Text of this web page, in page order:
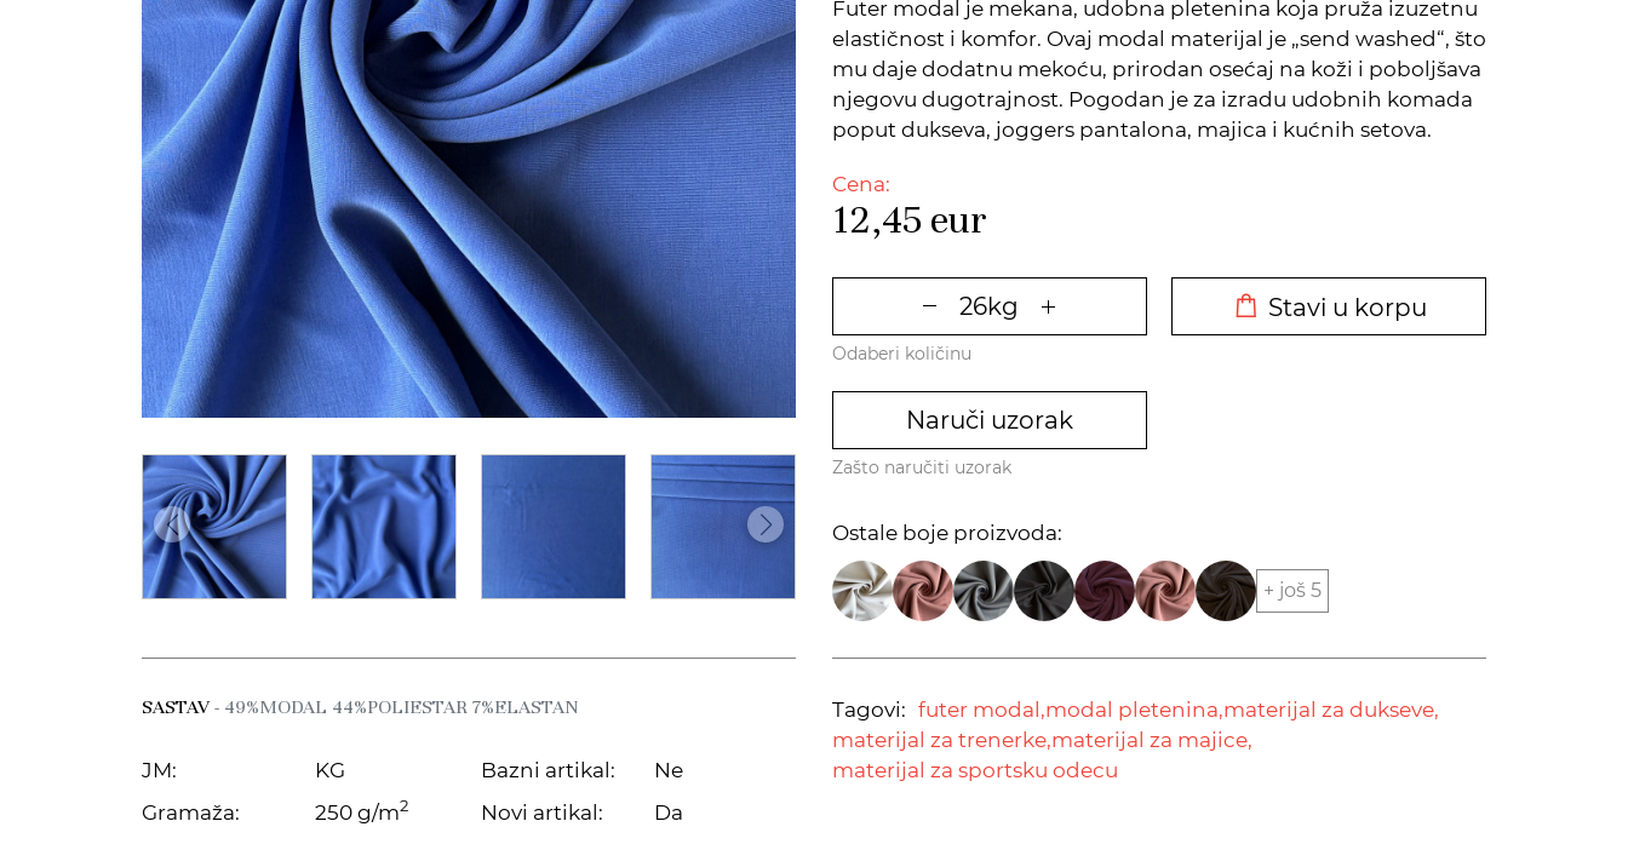
Futer modal je mekana, udobna pletenina koja pruža izuzetnu
elastičnost i komfor. Ovaj modal materijal je „send washed“, što
mu daje dodatnu mekoću, prirodan osećaj na koži i poboljšava
njegovu dugotrajnost. Pogodan je za izradu udobnih komada
poput dukseva, joggers pantalona, majica i kućnih setova.
Cena:
12,45 eur
Stavi u korpu
Odaberi količinu
Naruči uzorak
Zašto naručiti uzorak
Ostale boje proizvoda:
+ još 5
SASTAV- 49%MODAL 44%POLIESTAR 7%ELASTAN
JM:
KG
Gramaža:
250 g/m2
Bazni artikal:
Ne
Novi artikal:
Da
Tagovi: futer modal,modal pletenina,materijal za dukseve,
materijal za trenerke,materijal za majice,
materijal za sportsku odecu